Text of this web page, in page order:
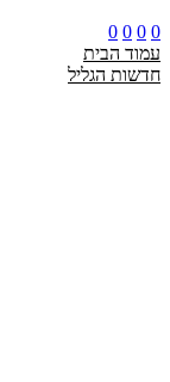
0
0
0
0
עמוד הבית
חדשות הגליל